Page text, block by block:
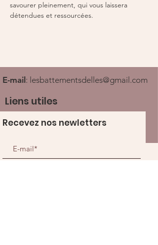
savourer pleinement, qui vous laissera
détendues et ressourcées.
E-mail : lesbattementsdelles@gmail.com
Liens utiles
Recevez nos newletters